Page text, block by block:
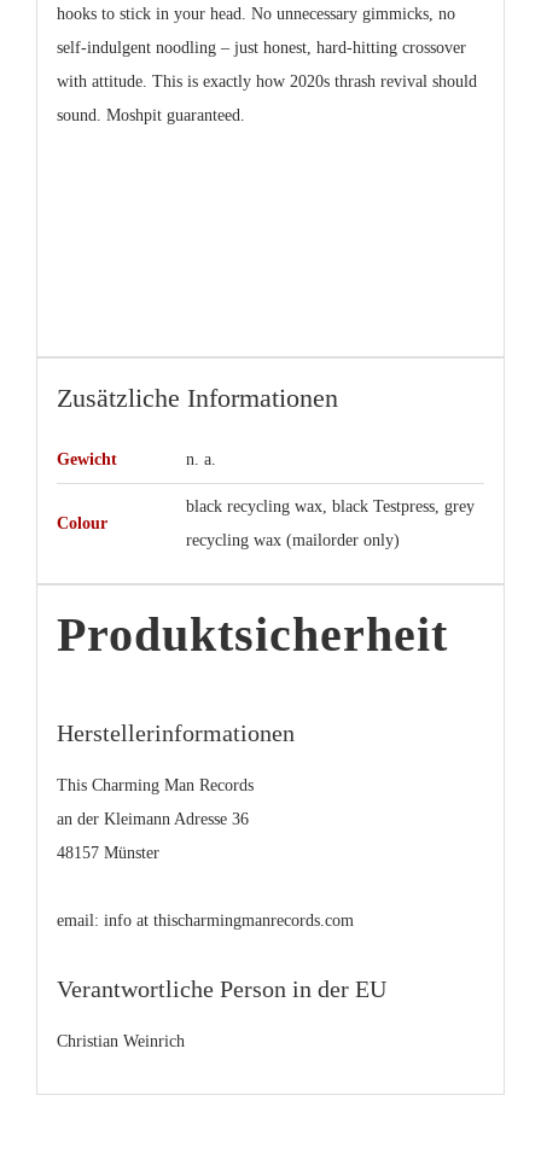
hooks to stick in your head. No unnecessary gimmicks, no
self-indulgent noodling – just honest, hard-hitting crossover
with attitude. This is exactly how 2020s thrash revival should
sound. Moshpit guaranteed.
Zusätzliche Informationen
Gewicht n. a.
Colour
black recycling wax, black Testpress, grey
recycling wax (mailorder only)
Produktsicherheit
Herstellerinformationen
This Charming Man Records
an der Kleimann Adresse 36
48157 Münster
email: info at thischarmingmanrecords.com
Verantwortliche Person in der EU
Christian Weinrich